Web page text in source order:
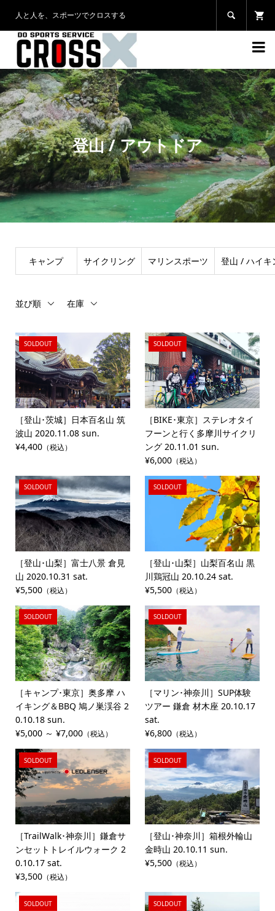
人と人を、スポーツでクロスする 

登山 / アウトドア
キャンプ サイクリング マリンスポーツ 登山 / ハイキ
並び順 在庫
SOLDOUT
［登山･茨城］日本百名山 筑
波山 2020.11.08 sun.
¥4,400（税込）
SOLDOUT
［BIKE･東京］ステレオタイ
フーンと行く多摩川サイクリ
ング 20.11.01 sun.
¥6,000 （税込）
SOLDOUT
［登山･山梨］富士八景 倉見
山 2020.10.31 sat.
¥5,500（税込）
SOLDOUT
［登山･山梨］山梨百名山 黒
川鶏冠山 20.10.24 sat.
¥5,500 （税込）
SOLDOUT
［キャンプ･東京］奥多摩 ハ
イキング＆BBQ 鳩ノ巣渓谷 2
0.10.18 sun.
¥5,000 ～ ¥7,000（税込）
SOLDOUT
［マリン･神奈川］SUP体験
ツアー 鎌倉 材木座 20.10.17
sat.
¥6,800 （税込）
SOLDOUT
［TrailWalk･神奈川］鎌倉サ
ンセットトレイルウォーク 2
0.10.17 sat.
¥3,500（税込）
SOLDOUT
［登山･神奈川］箱根外輪山
金時山 20.10.11 sun.
¥5,500 （税込）
SOLDOUT SOLDOUT